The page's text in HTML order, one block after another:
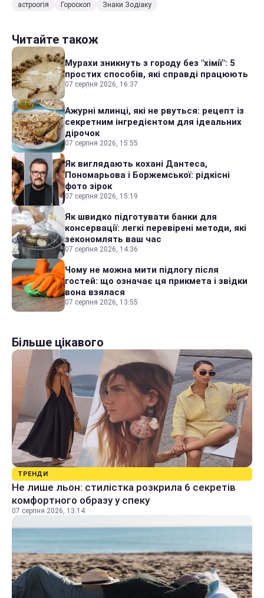
астроогія Гороскоп Знаки Зодіаку
Читайте також
Мурахи зникнуть з городу без "хімії": 5
простих способів, які справді працюють
07 серпня 2026, 16:37
Ажурні млинці, які не рвуться: рецепт із
секретним інгредієнтом для ідеальних
дірочок
07 серпня 2026, 15:55
Як виглядають кохані Дантеса,
Пономарьова і Боржемської: рідкісні
фото зірок
07 серпня 2026, 15:19
Як швидко підготувати банки для
консервації: легкі перевірені методи, які
зекономлять ваш час
07 серпня 2026, 14:36
Чому не можна мити підлогу після
гостей: що означає ця прикмета і звідки
вона взялася
07 серпня 2026, 13:55
Більше цікавого
ТРЕНДИ
Не лише льон: стилістка розкрила 6 секретів
комфортного образу у спеку
07 серпня 2026, 13:14